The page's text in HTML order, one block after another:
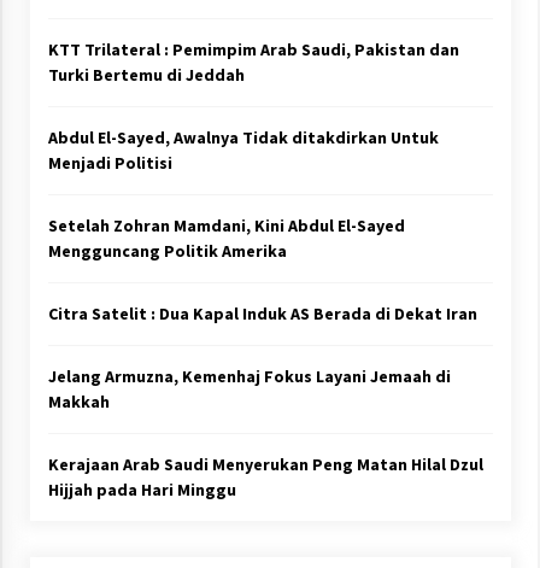
KTT Trilateral : Pemimpim Arab Saudi, Pakistan dan
Turki Bertemu di Jeddah
Abdul El-Sayed, Awalnya Tidak ditakdirkan Untuk
Menjadi Politisi
Setelah Zohran Mamdani, Kini Abdul El-Sayed
Mengguncang Politik Amerika
Citra Satelit : Dua Kapal Induk AS Berada di Dekat Iran
Jelang Armuzna, Kemenhaj Fokus Layani Jemaah di
Makkah
Kerajaan Arab Saudi Menyerukan Peng Matan Hilal Dzul
Hijjah pada Hari Minggu